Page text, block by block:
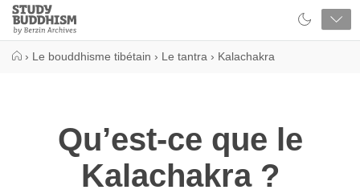
Close
Study
Buddhism
› Le bouddhisme tibétain › Le tantra › Kalachakra
Qu’est-ce que le
Kalachakra ?